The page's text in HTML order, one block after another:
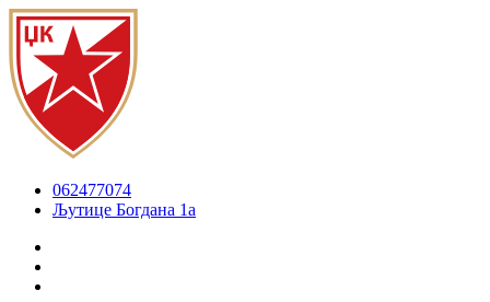
062477074
Љутице Богдана 1а